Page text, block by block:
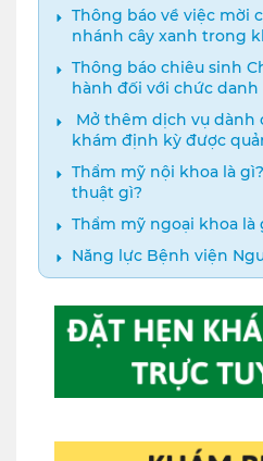
Thông báo về việc mời
nhánh cây xanh trong
Thông báo chiêu sinh
hành đối với chức danh
dưỡng năm 2024
Mở thêm dịch vụ
khám định kỳ được
Thẩm mỹ nội khoa là
thuật gì?
Thẩm mỹ ngoại khoa là
Năng lực Bệnh viện